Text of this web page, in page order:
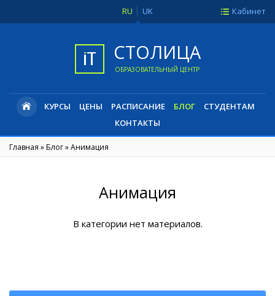
RU UK Кабинет
СТОЛИЦА
ОБРАЗОВАТЕЛЬНЫЙ ЦЕНТР
КУРСЫ ЦЕНЫ РАСПИСАНИЕ БЛОГ
СТУДЕНТАМ
КОНТАКТЫ
Главная »Блог»Анимация
Анимация
В категории нет материалов.